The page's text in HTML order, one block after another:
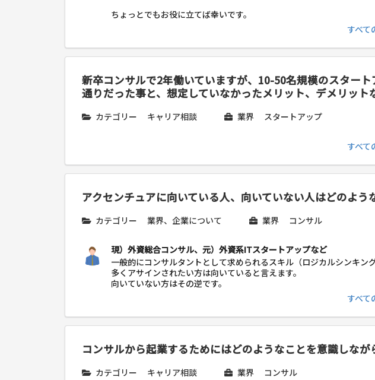
ちょっとでもお役に立てば幸いです。
すべて
新卒コンサルで2年働いていますが、10-50名規模のスター
通りだった事と、想定していなかったメリット、デメリット
カテゴリー キャリア相談 業界 スタートアップ
すべて
アクセンチュアに向いている人、向いていない人はどのよう
カテゴリー 業界、企業について 業界 コンサル
現）外資総合コンサル、元）外資系ITスタートアップなど
一般的にコンサルタントとして求められるスキル（ロジカルシンキ
多くアサインされたい方は向いていると言えます。
向いていない方はその逆です。
すべて
コンサルから起業するためにはどのようなことを意識しな
カテゴリー キャリア相談 業界 コンサル